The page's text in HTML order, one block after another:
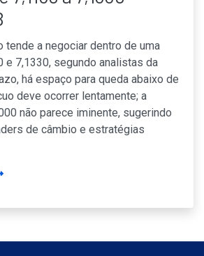
tende a negociar dentro de uma
e 7,1330, segundo analistas da
há espaço para queda abaixo de
deve ocorrer lentamente; a
não parece iminente, sugerindo
de câmbio e estratégias